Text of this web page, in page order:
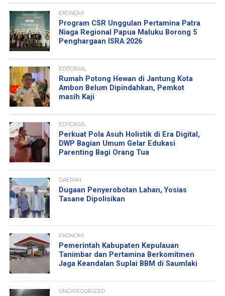
EKONOMI
Program CSR Unggulan Pertamina Patra
Niaga Regional Papua Maluku Borong 5
Penghargaan ISRA 2026
EDITORIAL
Rumah Potong Hewan di Jantung Kota
Ambon Belum Dipindahkan, Pemkot
masih Kaji
EDITORIAL
Perkuat Pola Asuh Holistik di Era Digital,
DWP Bagian Umum Gelar Edukasi
Parenting Bagi Orang Tua
DAERAH
Dugaan Penyerobotan Lahan, Yosias
Tasane Dipolisikan
EKONOMI
Pemerintah Kabupaten Kepulauan
Tanimbar dan Pertamina Berkomitmen
Jaga Keandalan Suplai BBM di Saumlaki
UNCATEGORIZED